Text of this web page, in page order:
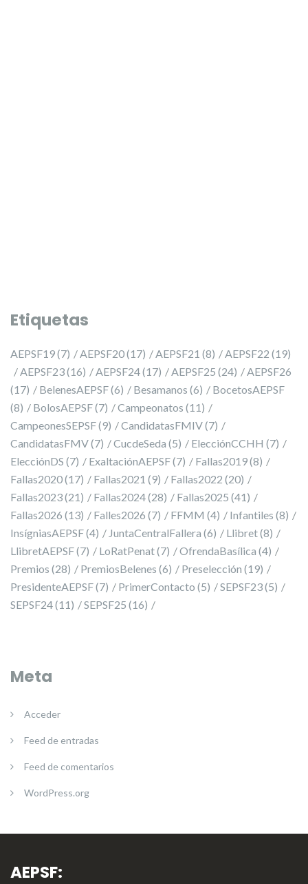
Etiquetas
AEPSF19(7) AEPSF20(17) AEPSF21 (8) AEPSF22 (19)
AEPSF23(16) AEPSF24(17) AEPSF25 (24)
AEPSF26
(17)
BelenesAEPSF(6) Besamanos (6)
BocetosAEPSF
(8)
BolosAEPSF(7) Campeonatos (11)
CampeonesSEPSF(9) CandidatasFMIV(7)
CandidatasFMV(7) CucdeSeda (5) ElecciónCCHH (7)
ElecciónDS (7) ExaltaciónAEPSF(7) Fallas2019(8)
Fallas2020(17) Fallas2021 (9) Fallas2022 (20)
Fallas2023(21) Fallas2024(28) Fallas2025 (41)
Fallas2026 (13) Falles2026 (7) FFMM (4) Infantiles (8)
InsígniasAEPSF(4) JuntaCentralFallera (6) Llibret(8)
LlibretAEPSF(7) LoRatPenat(7) OfrendaBasílica (4)
Premios (28) PremiosBelenes (6) Preselección (19)
PresidenteAEPSF(7) PrimerContacto (5) SEPSF23(5)
SEPSF24(11) SEPSF25 (16)
Meta
Acceder
Feed de entradas
Feed de comentarios
WordPress.org
AEPSF: